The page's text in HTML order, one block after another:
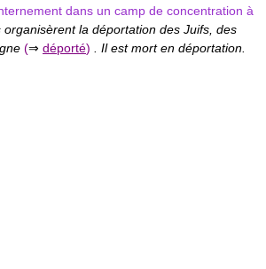
dans un camp de concentration à
organisèrent la déportation des Juifs, des
(⇒ déporté) . Il est mort en déportation.